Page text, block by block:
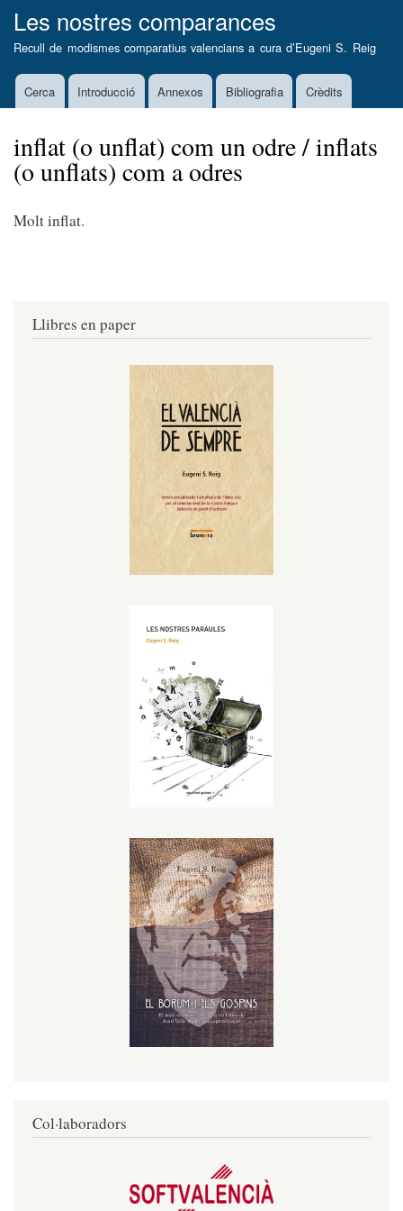
al
contingut
Les nostres comparances
Recull de modismes comparatius valencians a cura d’Eugeni S. Reig
MainCerca Introducció Annexos Bibliografia Crèdits
inflat (o unflat) com un odre / inflats
(o unflats) com a odres
Molt inflat.
Llibres en paper
Col·laboradors